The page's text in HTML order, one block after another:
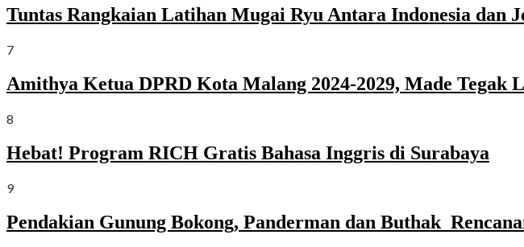
Tuntas Rangkaian Latihan Mugai Ryu Antara Indonesia dan
7
Amithya Ketua DPRD Kota Malang 2024-2029, Made Tegak
8
Hebat! Program RICH Gratis Bahasa Inggris di Surabaya
9
Pendakian Gunung Bokong, Panderman dan Buthak